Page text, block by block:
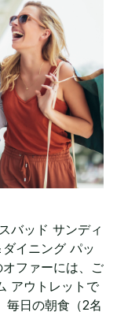
バッド サンディ
イニング パッ
ファーには、ご
アウトレットで
毎日の朝食（2名